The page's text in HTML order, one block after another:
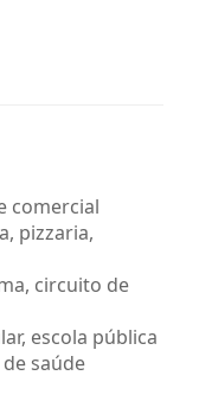
comercial
pizzaria,
circuito de
escola pública
saúde